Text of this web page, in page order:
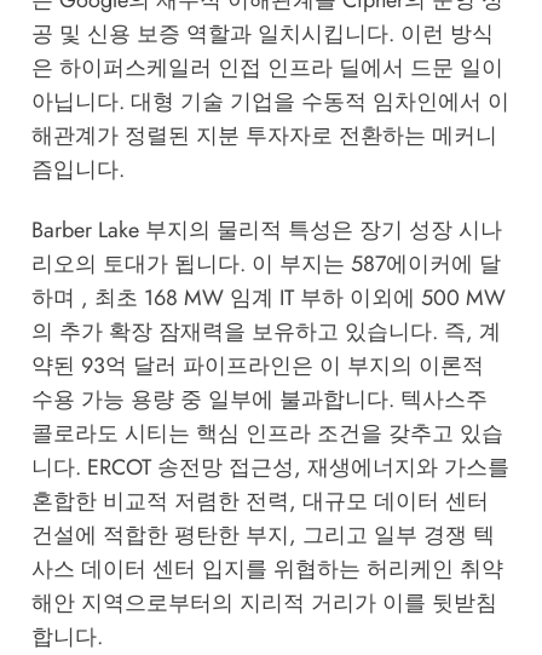
공 및 신용 보증 역할과 일치시킵니다. 이런 방식
은 하이퍼스케일러 인접 인프라 딜에서 드문 일이
아닙니다. 대형 기술 기업을 수동적 임차인에서 이
해관계가 정렬된 지분 투자자로 전환하는 메커니
즘입니다.
Barber Lake 부지의 물리적 특성은 장기 성장 시나
리오의 토대가 됩니다. 이 부지는 587에이커에 달
하며 , 최초 168 MW 임계 IT 부하 이외에 500 MW
의 추가 확장 잠재력을 보유하고 있습니다. 즉, 계
약된 93억 달러 파이프라인은 이 부지의 이론적
수용 가능 용량 중 일부에 불과합니다. 텍사스주
콜로라도 시티는 핵심 인프라 조건을 갖추고 있습
니다. ERCOT 송전망 접근성, 재생에너지와 가스를
혼합한 비교적 저렴한 전력, 대규모 데이터 센터
건설에 적합한 평탄한 부지, 그리고 일부 경쟁 텍
사스 데이터 센터 입지를 위협하는 허리케인 취약
해안 지역으로부터의 지리적 거리가 이를 뒷받침
합니다.